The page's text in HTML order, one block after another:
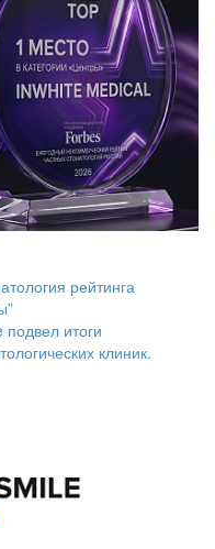
рейтинга
итоги
клиник.